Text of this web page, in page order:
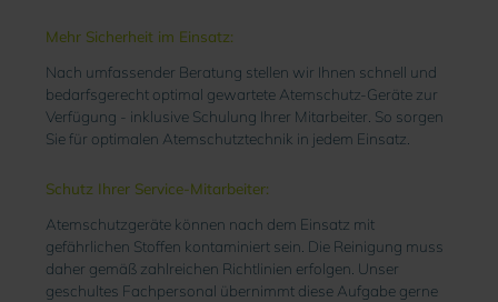
Mehr Sicherheit im Einsatz:
Nach umfassender Beratung stellen wir Ihnen schnell und
bedarfsgerecht optimal gewartete Atemschutz-Geräte zur
Verfügung - inklusive Schulung Ihrer Mitarbeiter. So sorgen
Sie für optimalen Atemschutztechnik in jedem Einsatz.
Schutz Ihrer Service-Mitarbeiter:
Atemschutzgeräte können nach dem Einsatz mit
gefährlichen Stoffen kontaminiert sein. Die Reinigung muss
daher gemäß zahlreichen Richtlinien erfolgen. Unser
geschultes Fachpersonal übernimmt diese Aufgabe gerne